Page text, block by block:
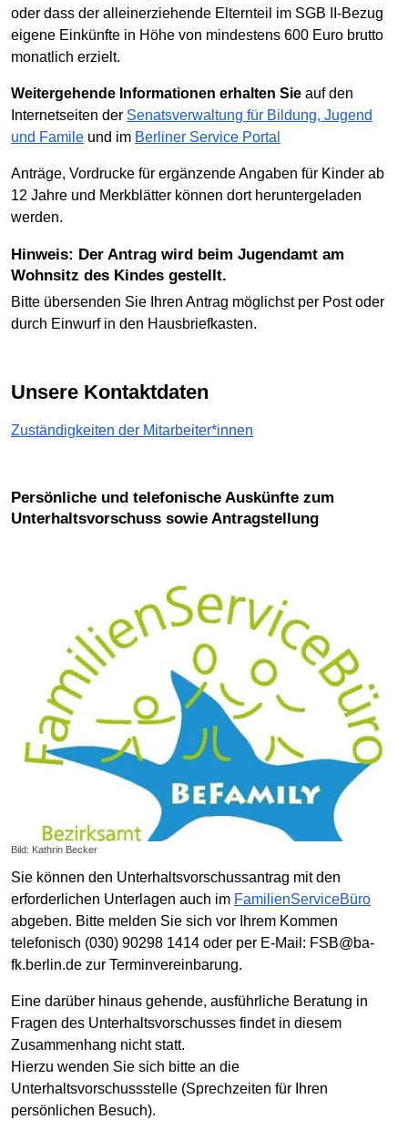
oder dass der alleinerziehende Elternteil im SGB II-Bezug
eigene Einkünfte in Höhe von mindestens 600 Euro brutto
monatlich erzielt.
Weitergehende Informationen erhalten Sie auf den
Internetseiten der Senatsverwaltung für Bildung, Jugend
und Famile und im Berliner Service Portal
Anträge, Vordrucke für ergänzende Angaben für Kinder ab
12 Jahre und Merkblätter können dort heruntergeladen
werden.
Hinweis: Der Antrag wird beim Jugendamt am
Wohnsitz des Kindes gestellt.
Bitte übersenden Sie Ihren Antrag möglichst per Post oder
durch Einwurf in den Hausbriefkasten.
Unsere Kontaktdaten
Zuständigkeiten der Mitarbeiter*innen
Persönliche und telefonische Auskünfte zum
Unterhaltsvorschuss sowie Antragstellung
Bild: Kathrin Becker
Sie können den Unterhaltsvorschussantrag mit den
erforderlichen Unterlagen auch im FamilienServiceBüro
abgeben. Bitte melden Sie sich vor Ihrem Kommen
telefonisch (030) 90298 1414 oder per E-Mail: FSB@ba-
fk.berlin.de zur Terminvereinbarung.
Eine darüber hinaus gehende, ausführliche Beratung in
Fragen des Unterhaltsvorschusses findet in diesem
Zusammenhang nicht statt.
Hierzu wenden Sie sich bitte an die
Unterhaltsvorschussstelle (Sprechzeiten für Ihren
persönlichen Besuch).